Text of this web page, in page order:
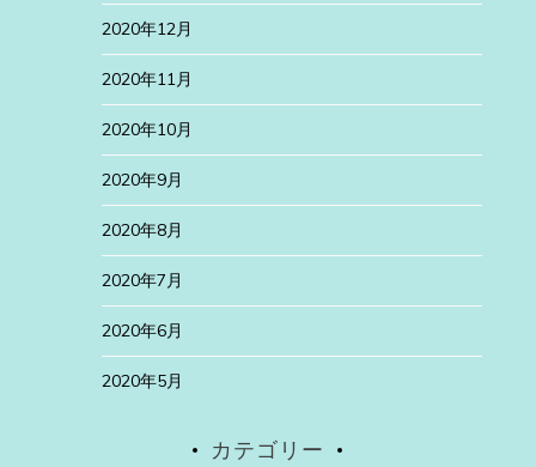
2020年12月
2020年11月
2020年10月
2020年9月
2020年8月
2020年7月
2020年6月
2020年5月
カテゴリー